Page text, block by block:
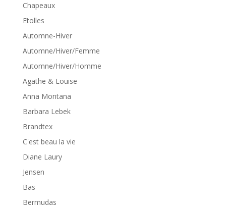
Chapeaux
Etolles
Automne-Hiver
Automne/Hiver/Femme
Automne/Hiver/Homme
Agathe & Louise
Anna Montana
Barbara Lebek
Brandtex
C'est beau la vie
Diane Laury
Jensen
Bas
Bermudas